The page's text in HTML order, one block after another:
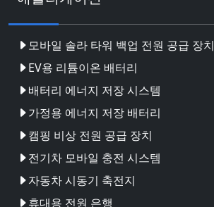
모바일 솔라 타워 백업 전원 공급 장치
EV용 리튬이온 배터리
배터리 에너지 저장 시스템
가정용 에너지 저장 배터리
캠핑 비상 전원 공급 장치
전기차 모바일 충전 시스템
자동차 시동기 축전지
휴대용 전원 은행